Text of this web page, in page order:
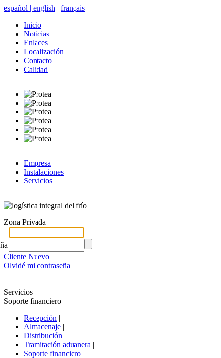
español | english | français
Inicio
Noticias
Enlaces
Localización
Contacto
Calidad
Empresa
Instalaciones
Servicios
logística integral del frío
Zona Privada
Cliente Nuevo
Olvidé mi contraseña
Servicios
Soporte financiero
Recepción |
Almacenaje |
Distribución |
Tramitación aduanera |
Soporte financiero